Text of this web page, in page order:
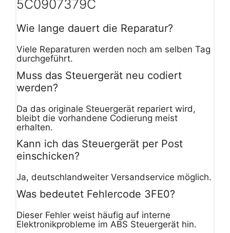
5C0907379C
Wie lange dauert die Reparatur?
Viele Reparaturen werden noch am selben Tag
durchgeführt.
Muss das Steuergerät neu codiert
werden?
Da das originale Steuergerät repariert wird,
bleibt die vorhandene Codierung meist
erhalten.
Kann ich das Steuergerät per Post
einschicken?
Ja, deutschlandweiter Versandservice möglich.
Was bedeutet Fehlercode 3FE0?
Dieser Fehler weist häufig auf interne
Elektronikprobleme im ABS Steuergerät hin.